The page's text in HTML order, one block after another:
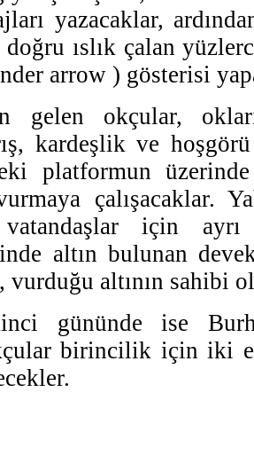
yazacaklar,
ıslık çalan
arrow ) gösterisi
gelen okçular,
kardeşlik ve hoşgörü
platformun
çalışacaklar.
için ayrı
altın bulunan
vurduğu altının sahibi
gününde ise
birincilik için iki